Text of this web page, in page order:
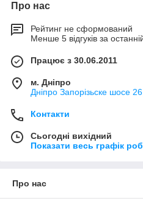
Про нас
Рейтинг не сформований
Менше 5 відгуків за
Працює з 30.06.2011
м. Дніпро
Дніпро Запорізьске шосе
Контакти
Сьогодні вихідний
Показати весь графік
Про нас